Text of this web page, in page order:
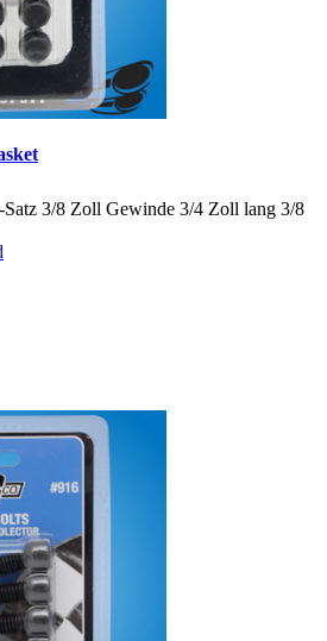
Satz 3/8 Zoll Gewinde 3/4 Zoll lang 3/8